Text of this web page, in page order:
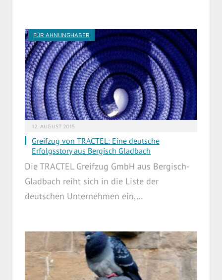
FÜR AHNUNGHABER
12. AUGUST 2015
Greifzug von TRACTEL: Eine deutsche
Erfolgsstory aus Bergisch Gladbach
Die TRACTEL Greifzug GmbH aus Bergisch-
Gladbach reiht sich in die Liste der
deutschen Unternehmen ein,…